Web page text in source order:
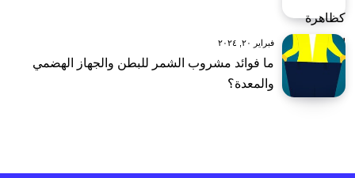
فبراير ٢٠, ٢٠٢٤
ما فوائد مشروب الشمر للبطن والجهاز الهضمي
والمعدة؟